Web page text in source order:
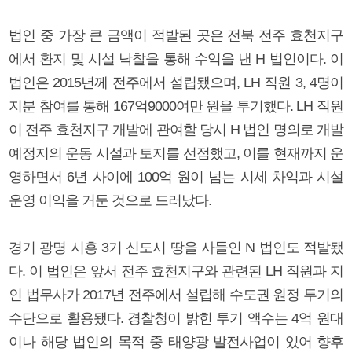
법인 중 가장 큰 금액이 적발된 곳은 전북 전주 효천지구
에서 환지 및 시설 낙찰을 통해 수익을 낸 H 법인이다. 이
법인은 2015년께 전주에서 설립됐으며, LH 직원 3, 4명이
지분 참여를 통해 167억9000여만 원을 투기했다. LH 직원
이 전주 효천지구 개발에 관여할 당시 H 법인 명의로 개발
예정지의 운동 시설과 토지를 선점했고, 이를 현재까지 운
영하면서 6년 사이에 100억 원이 넘는 시세 차익과 시설
운영 이익을 거둔 것으로 드러났다.
경기 광명 시흥 3기 신도시 땅을 사들인 N 법인도 적발됐
다. 이 법인은 앞서 전주 효천지구와 관련된 LH 직원과 지
인 법무사가 2017년 전주에서 설립해 수도권 원정 투기의
수단으로 활용됐다. 경찰청이 밝힌 투기 액수는 4억 원대
이나 해당 법인의 목적 중 태양광 발전사업이 있어 향후